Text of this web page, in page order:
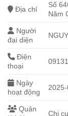
Địa chỉ
Số
Năm
Người
đại diện
Điện
thoại
Ngày
hoạt động
Quản
Chi